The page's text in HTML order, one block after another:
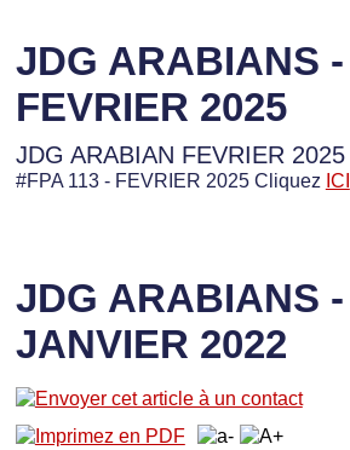
JDG ARABIANS -
FEVRIER 2025
JDG ARABIAN FEVRIER 2025
#FPA 113 - FEVRIER 2025 Cliquez ICI
JDG ARABIANS -
JANVIER 2022